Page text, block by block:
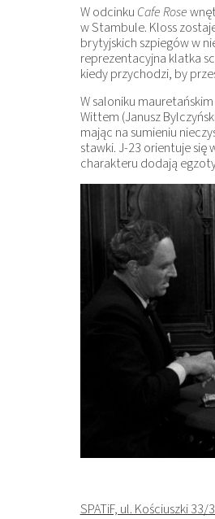
W odcinku Cafe Rose
w Stambule. Kloss
brytyjskich szpiegów w
reprezentacyjna klatka
kiedy przychodzi, by
W saloniku
Wittem (Janusz
mając na sumieniu
stawki. J-23 orientuje
charakteru dodają
SPATiF, ul. Kościuszki 33/